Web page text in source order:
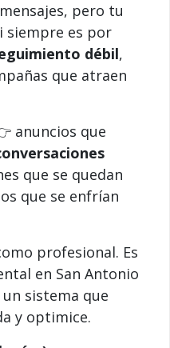
pero tu
siempre es por
débil,
que atraen
anuncios que
que se quedan
que se enfrían
profesional. Es
en San Antonio
un sistema que
y optimice.